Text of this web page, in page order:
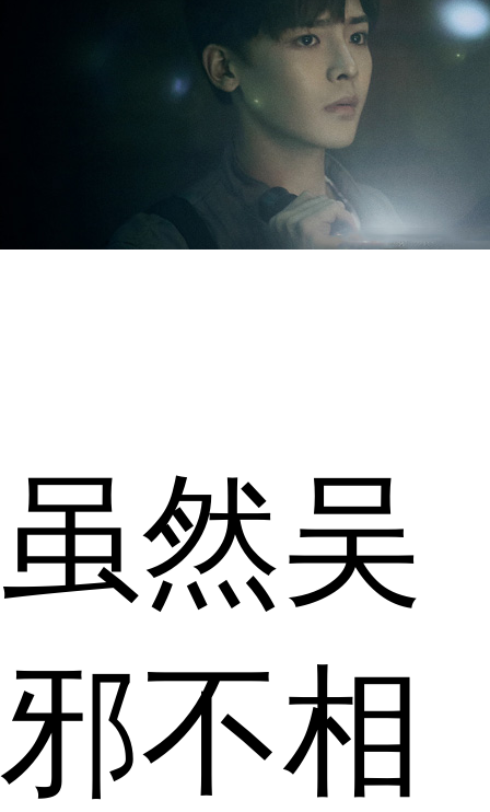
虽然吴
邪不相